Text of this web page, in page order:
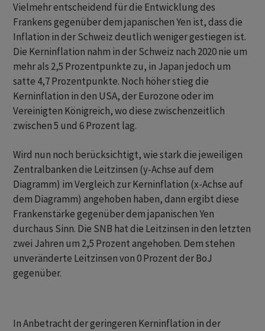
Vielmehr entscheidend für die Entwicklung des
Frankens gegenüber dem japanischen Yen ist, dass die
Inflation in der Schweiz deutlich weniger gestiegen ist.
Die Kerninflation nahm in der Schweiz nach 2020 nie um
mehr als 2,5 Prozentpunkte zu, in Japan jedoch um
satte 4,7 Prozentpunkte. Noch höher stieg die
Kerninflation in den USA, der Eurozone oder im
Vereinigten Königreich, wo diese zwischenzeitlich
zwischen 5 und 6 Prozent lag.
Wird nun noch berücksichtigt, wie stark die jeweiligen
Zentralbanken die Leitzinsen (y-Achse auf dem
Diagramm) im Vergleich zur Kerninflation (x-Achse auf
dem Diagramm) angehoben haben, dann ergibt diese
Frankenstärke gegenüber dem japanischen Yen
durchaus Sinn. Die SNB hat die Leitzinsen in den letzten
zwei Jahren um 2,5 Prozent angehoben. Dem stehen
unveränderte Leitzinsen von 0 Prozent der BoJ
gegenüber.
In Anbetracht der geringeren Kerninflation in der